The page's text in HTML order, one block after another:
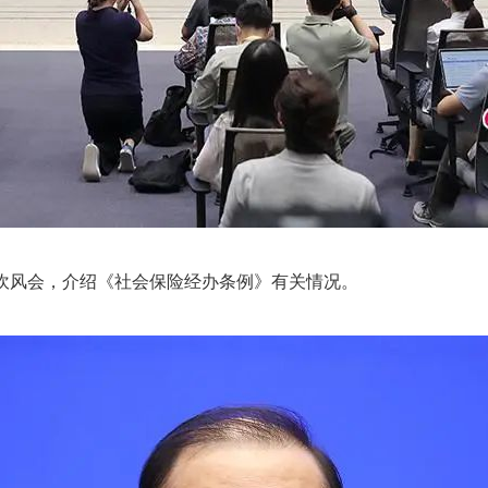
会，介绍《社会保险经办条例》有关情况。